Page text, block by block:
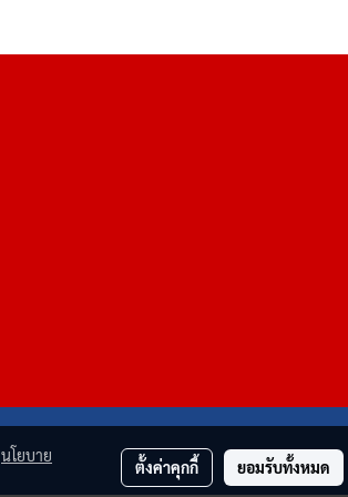
นโยบาย
ตั้งค่าคุกกี้ ยอมรับทั้งหมด